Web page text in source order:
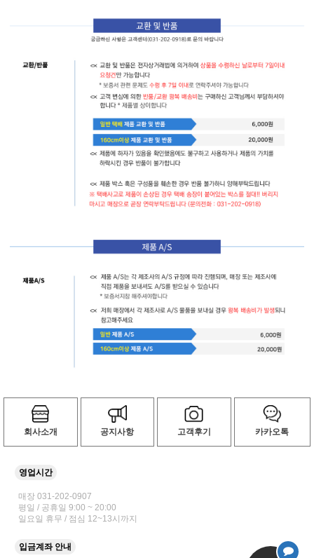
회사소개 공지사항 고객후기 카카오톡
영업시간
매장 031-202-0907
평일 / 공휴일 9:00 ~ 20:00
일요일 휴무 / 점심 12~13시까지
입금계좌 안내